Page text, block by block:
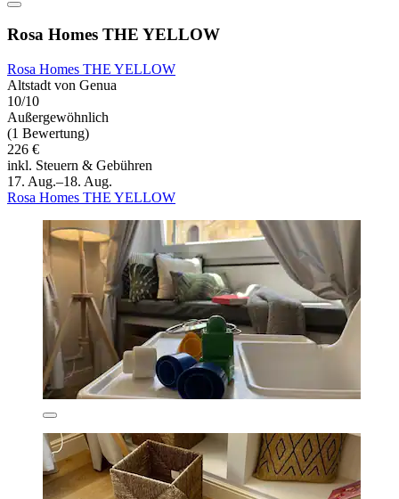
Rosa Homes THE YELLOW
Rosa Homes THE YELLOW
Altstadt von Genua
10/10
Außergewöhnlich
(1 Bewertung)
226 €
inkl. Steuern & Gebühren
17. Aug.–18. Aug.
Rosa Homes THE YELLOW